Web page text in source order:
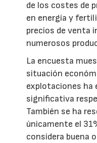
de los costes de
en energía y
precios de venta
numerosos
La encuesta
situación
explotaciones ha
significativa
También se ha
únicamente el
considera buena